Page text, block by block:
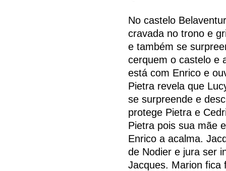
No castelo
cravada no trono e
e também se
cerquem o castelo e
está com Enrico e
Pietra revela que
se surpreende e
protege Pietra e
Pietra pois sua mãe
Enrico a acalma.
de Nodier e jura ser
Jacques. Marion fica